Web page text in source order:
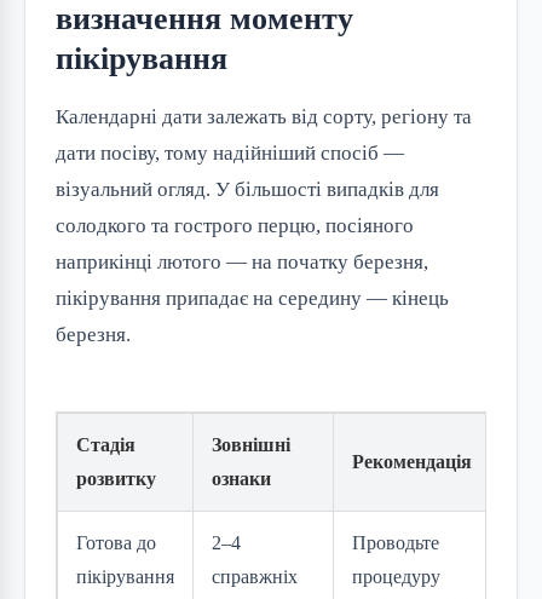
визначення моменту
пікірування
Календарні дати залежать від сорту, регіону та
дати посіву, тому надійніший спосіб —
візуальний огляд. У більшості випадків для
солодкого та гострого перцю, посіяного
наприкінці лютого — на початку березня,
пікірування припадає на середину — кінець
березня.
Стадія
розвитку
Зовнішні
ознаки
Рекомендація
Готова до
пікірування
2–4
справжніх
Проводьте
процедуру